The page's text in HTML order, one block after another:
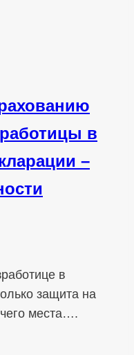
в
–
в
защита на
места….